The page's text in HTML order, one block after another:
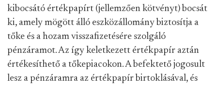
kibocsátó értékpapírt (jellemzően kötvényt) bocsát
ki, amely mögött álló eszközállomány biztosítja a
tőke és a hozam visszafizetésére szolgáló
pénzáramot. Az így keletkezett értékpapír aztán
értékesíthető a tőkepiacokon. A befektető jogosult
lesz a pénzáramra az értékpapír birtoklásával, és